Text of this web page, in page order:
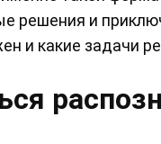
решения и
и какие задачи